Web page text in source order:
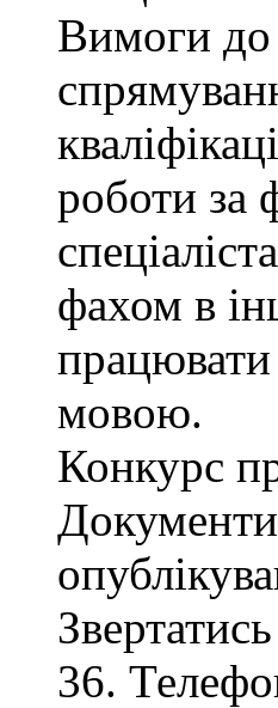
Вимоги до
роботи за
фахом в
мовою.
Конкурс
36.